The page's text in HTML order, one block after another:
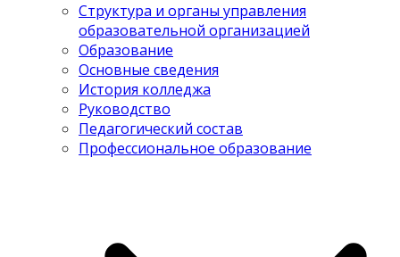
Структура и органы управления
образовательной организацией
Образование
Основные сведения
История колледжа
Руководство
Педагогический состав
Профессиональное образование